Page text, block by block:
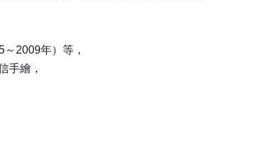
2009年）等，
手繪，